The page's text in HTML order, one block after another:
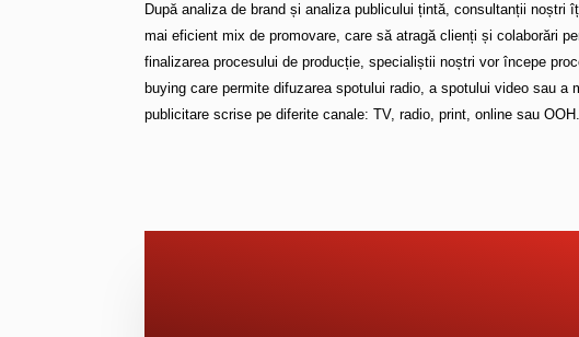
După analiza de brand și analiza publicului țintă, consultanții noștri
mai eficient mix de promovare, care să atragă clienți și colaborări
finalizarea procesului de producție, specialiștii noștri vor începe
buying care permite difuzarea spotului radio, a spotului video sau a
publicitare scrise pe diferite canale: TV, radio, print, online sau OOH.